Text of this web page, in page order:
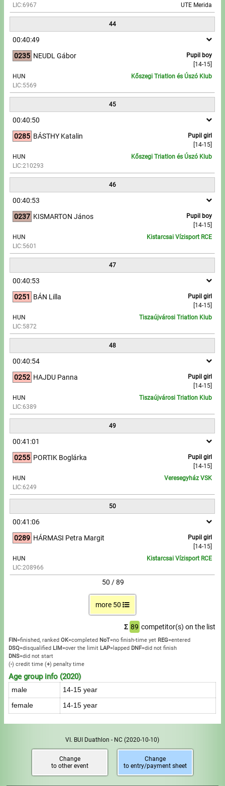
LIC:6967
UTE Merida
44
00:40:49
0235
Pupil boy
[14-15]
NEUDL Gábor
HUN
LIC:5569
Kőszegi Triatlon és Úszó Klub
45
00:40:50
0285
Pupil girl
[14-15]
BÁSTHY Katalin
HUN
LIC:210293
Kőszegi Triatlon és Úszó Klub
46
00:40:53
0237
Pupil boy
[14-15]
KISMARTON János
HUN
LIC:5601
Kistarcsai Vízisport RCE
47
00:40:53
0251
Pupil girl
[14-15]
BÁN Lilla
HUN
LIC:5872
Tiszaújvárosi Triatlon Klub
48
00:40:54
0252
Pupil girl
[14-15]
HAJDU Panna
HUN
LIC:6389
Tiszaújvárosi Triatlon Klub
49
00:41:01
0255
Pupil girl
[14-15]
PORTIK Boglárka
HUN
LIC:6249
Veresegyház VSK
50
00:41:06
0289
Pupil girl
[14-15]
HÁRMASI Petra Margit
HUN
LIC:208966
Kistarcsai Vízisport RCE
50 / 89
more 50
Σ 89 competitor(s) on the list
FIN=finished, ranked OK=completed NoT=no finish-time yet REG=entered
DSQ=disqualified LIM=over the limit LAP=lapped DNF=did not finish
DNS=did not start
(-) credit time (+) penalty time
Age group info (2020)
male 14-15 year
female 14-15 year
VI. BUI Duathlon - NC(2020-10-10)
Change
to other event
Change
to entry/payment sheet